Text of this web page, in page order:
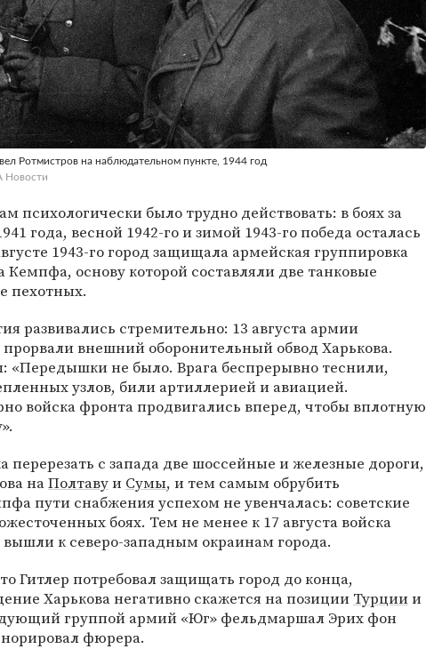
Ротмистров на наблюдательном пункте, 1944 год
Новости
психологически было трудно действовать: в боях за
года, весной 1942-го и зимой 1943-го победа осталась
1943-го город защищала армейская группировка
Кемпфа, основу которой составляли две танковые
пехотных.
развивались стремительно: 13 августа армии
внешний оборонительный обвод Харькова.
«Передышки не было. Врага беспрерывно теснили,
узлов, били артиллерией и авиацией.
войска фронта продвигались вперед, чтобы вплотную
перерезать с запада две шоссейные и железные дороги,
наПолтавуи Сумы, и тем самым обрубить
пути снабжения успехом не увенчалась: советские
боях. Тем не менее к 17 августа войска
к северо-западным окраинам города.
Гитлер потребовал защищать город до конца,
Харькова негативно скажется на позиции Турциии
группой армий «Юг» фельдмаршал Эрих фон
фюрера.